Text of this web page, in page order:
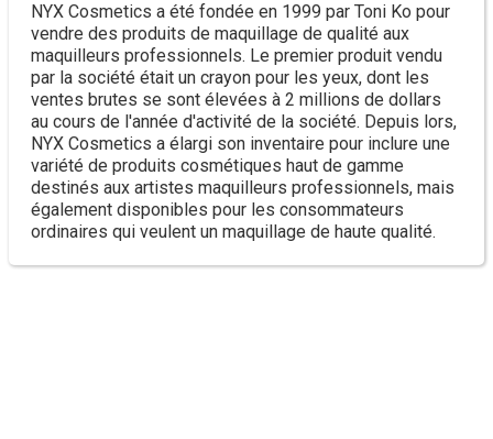
NYX Cosmetics a été fondée en 1999 par Toni Ko pour
vendre des produits de maquillage de qualité aux
maquilleurs professionnels. Le premier produit vendu
par la société était un crayon pour les yeux, dont les
ventes brutes se sont élevées à 2 millions de dollars
au cours de l'année d'activité de la société. Depuis lors,
NYX Cosmetics a élargi son inventaire pour inclure une
variété de produits cosmétiques haut de gamme
destinés aux artistes maquilleurs professionnels, mais
également disponibles pour les consommateurs
ordinaires qui veulent un maquillage de haute qualité.